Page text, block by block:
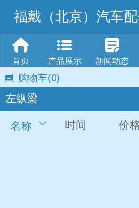
福戴（北京）汽车
首页 产品展示 新闻动态
购物车(0)
左纵梁
名称 时间 价